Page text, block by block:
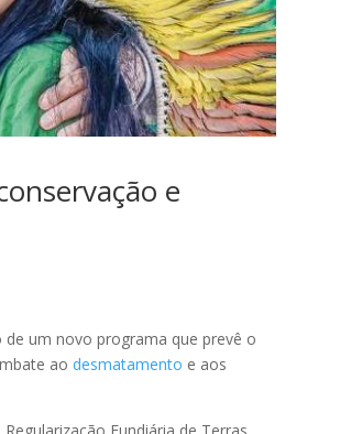
e
um novo programa que prevê o
aodesmatamento e aos